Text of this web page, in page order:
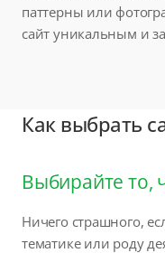
паттерны или
сайт уникальным и
Как выбрать
Выбирайте то,
Ничего страшного,
тематике или роду